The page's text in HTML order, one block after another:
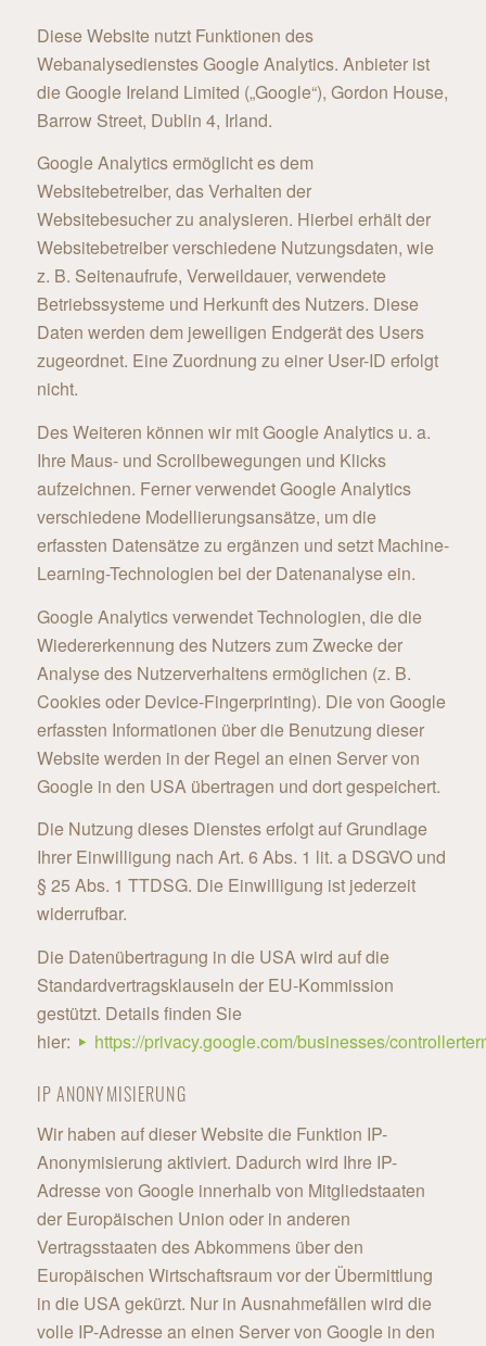
Diese Website nutzt Funktionen des
Webanalysedienstes Google Analytics. Anbieter ist
die Google Ireland Limited („Google“), Gordon House,
Barrow Street, Dublin 4, Irland.
Google Analytics ermöglicht es dem
Websitebetreiber, das Verhalten der
Websitebesucher zu analysieren. Hierbei erhält der
Websitebetreiber verschiedene Nutzungsdaten, wie
z. B. Seitenaufrufe, Verweildauer, verwendete
Betriebssysteme und Herkunft des Nutzers. Diese
Daten werden dem jeweiligen Endgerät des Users
zugeordnet. Eine Zuordnung zu einer User-ID erfolgt
nicht.
Des Weiteren können wir mit Google Analytics u. a.
Ihre Maus- und Scrollbewegungen und Klicks
aufzeichnen. Ferner verwendet Google Analytics
verschiedene Modellierungsansätze, um die
erfassten Datensätze zu ergänzen und setzt Machine-
Learning-Technologien bei der Datenanalyse ein.
Google Analytics verwendet Technologien, die die
Wiedererkennung des Nutzers zum Zwecke der
Analyse des Nutzerverhaltens ermöglichen (z. B.
Cookies oder Device-Fingerprinting). Die von Google
erfassten Informationen über die Benutzung dieser
Website werden in der Regel an einen Server von
Google in den USA übertragen und dort gespeichert.
Die Nutzung dieses Dienstes erfolgt auf Grundlage
Ihrer Einwilligung nach Art. 6 Abs. 1 lit. a DSGVO und
§ 25 Abs. 1 TTDSG. Die Einwilligung ist jederzeit
widerrufbar.
Die Datenübertragung in die USA wird auf die
Standardvertragsklauseln der EU-Kommission
gestützt. Details finden Sie
hier:
https://privacy.google.com/businesses/
IP ANONYMISIERUNG
Wir haben auf dieser Website die Funktion IP-
Anonymisierung aktiviert. Dadurch wird Ihre IP-
Adresse von Google innerhalb von Mitgliedstaaten
der Europäischen Union oder in anderen
Vertragsstaaten des Abkommens über den
Europäischen Wirtschaftsraum vor der Übermittlung
in die USA gekürzt. Nur in Ausnahmefällen wird die
volle IP-Adresse an einen Server von Google in den